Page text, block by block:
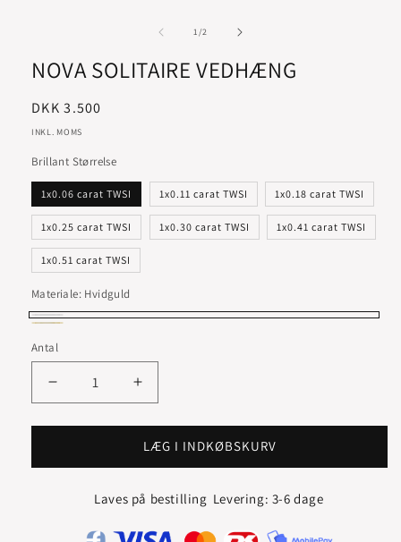
1/af2
NOVA SOLITAIRE VEDHÆNG
Normalpris
DKK 3.500
INKL. MOMS
Brillant Størrelse
1x0.06 carat TWSI 1x0.11 carat TWSI 1x0.18 carat TWSI
1x0.25 carat TWSI 1x0.30 carat TWSI 1x0.41 carat TWSI
1x0.51 carat TWSI
Materiale: Hvidguld
Hvidguld
Antal
Reducer
antallet
for
SOLITAIRE
Øg
antallet
for
NOVA
SOLITAIRE
LÆG I INDKØBSKURV
Laves på bestilling Levering: 3-6 dage